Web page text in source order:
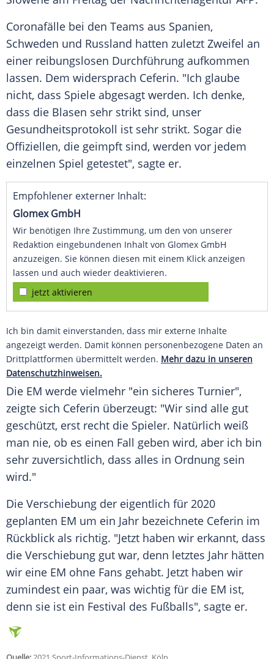
Coronafälle bei den Teams aus Spanien,
Schweden und Russland hatten zuletzt Zweifel an
einer reibungslosen Durchführung aufkommen
lassen. Dem widersprach Ceferin. "Ich glaube
nicht, dass Spiele abgesagt werden. Ich denke,
dass die Blasen sehr strikt sind, unser
Gesundheitsprotokoll ist sehr strikt. Sogar die
Offiziellen, die geimpft sind, werden vor jedem
einzelnen Spiel getestet", sagte er.
Empfohlener externer Inhalt:
Glomex GmbH
Wir benötigen Ihre Zustimmung, um den von unserer
Redaktion eingebundenen Inhalt von Glomex GmbH
anzuzeigen. Sie können diesen mit einem Klick anzeigen
lassen und auch wieder deaktivieren.
jetzt aktivieren
Ich bin damit einverstanden, dass mir externe Inhalte
angezeigt werden. Damit können personenbezogene Daten an
Drittplattformen übermittelt werden. Mehr dazu in unseren
Datenschutzhinweisen.
Die EM werde vielmehr "ein sicheres Turnier",
zeigte sich Ceferin überzeugt: "Wir sind alle gut
geschützt, erst recht die Spieler. Natürlich weiß
man nie, ob es einen Fall geben wird, aber ich bin
sehr zuversichtlich, dass alles in Ordnung sein
wird."
Die Verschiebung der eigentlich für 2020
geplanten EM um ein Jahr bezeichnete Ceferin im
Rückblick als richtig. "Jetzt haben wir erkannt, dass
die Verschiebung gut war, denn letztes Jahr hätten
wir eine EM ohne Fans gehabt. Jetzt haben wir
zumindest ein paar, was wichtig für die EM ist,
denn sie ist ein Festival des Fußballs", sagte er.